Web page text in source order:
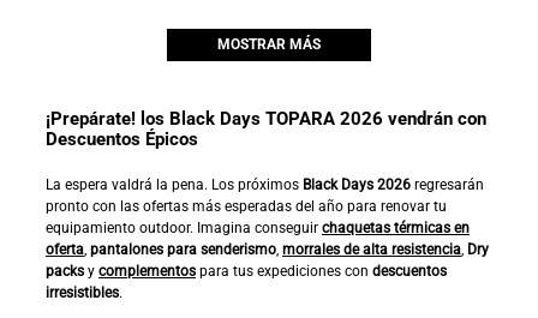
MOSTRAR MÁS
¡Prepárate! los Black Days TOPARA 2026 vendrán con
Descuentos Épicos
La espera valdrá la pena. Los próximos Black Days 2026 regresarán
pronto con las ofertas más esperadas del año para renovar tu
equipamiento outdoor. Imagina conseguir chaquetas térmicas en
oferta, pantalones para senderismo, morrales de alta resistencia, Dry
packs y complementos para tus expediciones con descuentos
irresistibles.